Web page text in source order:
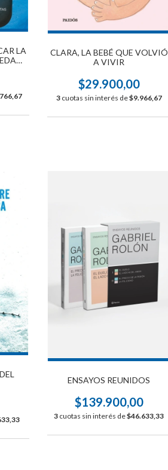
LA
CLARA, LA BEBÉ QUE VOLVIÓ
A VIVIR
$29.900,00
3 cuotas sin interés de$9.966,67
ENSAYOS REUNIDOS
$139.900,00
3 cuotas sin interés de$46.633,33